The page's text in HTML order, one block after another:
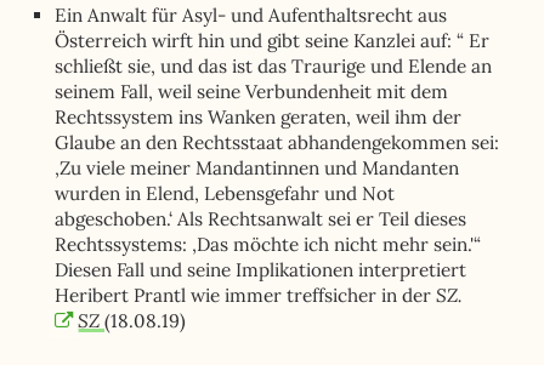
Ein Anwalt für Asyl- und Aufenthaltsrecht aus
Österreich wirft hin und gibt seine Kanzlei auf: “ Er
schließt sie, und das ist das Traurige und Elende an
seinem Fall, weil seine Verbundenheit mit dem
Rechtssystem ins Wanken geraten, weil ihm der
Glaube an den Rechtsstaat abhandengekommen sei:
‚Zu viele meiner Mandantinnen und Mandanten
wurden in Elend, Lebensgefahr und Not
abgeschoben.‘ Als Rechtsanwalt sei er Teil dieses
Rechtssystems: ‚Das möchte ich nicht mehr sein.'“
Diesen Fall und seine Implikationen interpretiert
Heribert Prantl wie immer treffsicher in der SZ.
SZ(18.08.19)